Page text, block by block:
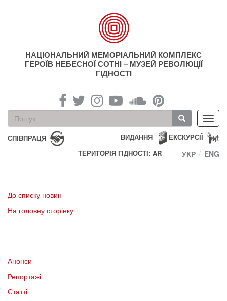
НАЦІОНАЛЬНИЙ МЕМОРІАЛЬНИЙ КОМПЛЕКС
ГЕРОЇВ НЕБЕСНОЇ СОТНІ – МУЗЕЙ РЕВОЛЮЦІЇ
ГІДНОСТІ
Пошукова
форма
Пошук
СПІВПРАЦЯ ЕКСКУРСІЇ
ВИДАННЯ
ТЕРИТОРІЯ ГІДНОСТІ: AR
УКР ENG
До списку новин
На головну сторінку
Анонси
Репортажі
Статті